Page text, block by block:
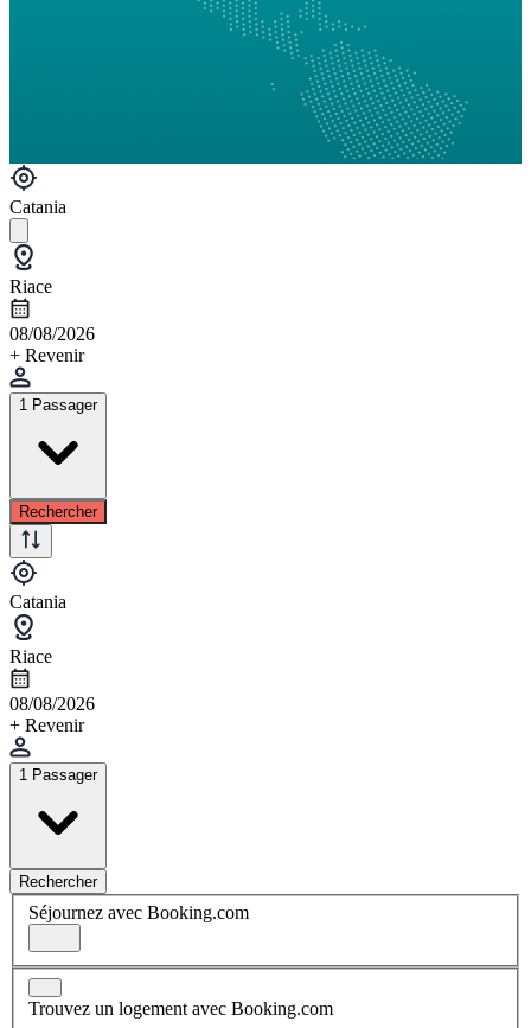
Catania
Riace
08/08/2026
+ Revenir
1 Passager
Rechercher
Catania
Riace
08/08/2026
+ Revenir
1 Passager
Rechercher
Séjournez avec Booking.com
Trouvez un logement avec Booking.com